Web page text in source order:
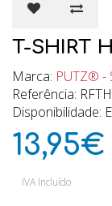
T-SHIRT
Marca: PUTZ® -
Referência:
Disponibilidade:
13,95€
IVA Incluído